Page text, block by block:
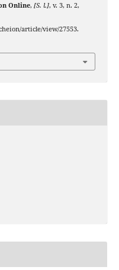
Online, [S. l.], v. 3, n. 2,
article/view/27553.